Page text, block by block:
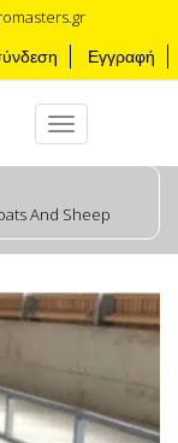
Εγγραφή
And Sheep